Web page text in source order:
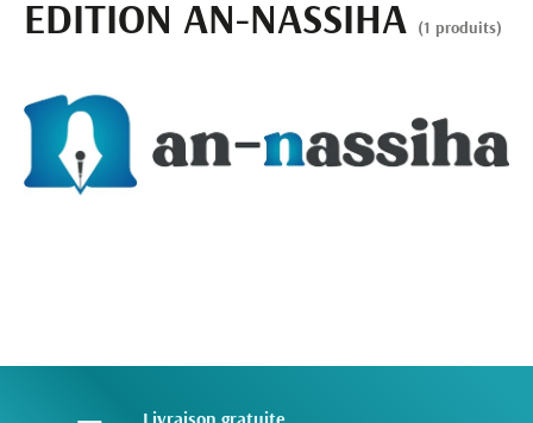
EDITION AN-NASSIHA (1 produits)
Livraison gratuite